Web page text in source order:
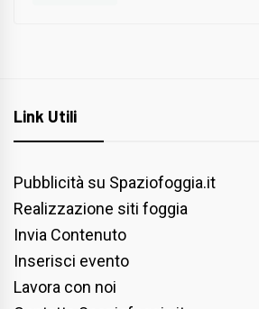
Link Utili
Pubblicità su Spaziofoggia.it
Realizzazione siti foggia
Invia Contenuto
Inserisci evento
Lavora con noi